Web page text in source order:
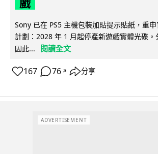
戲
Sony 已在 PS5 主機包裝加貼提示貼紙，重
計劃：2028 年 1 月起停產新遊戲實體光碟。
因此...
閱讀全文
167 76 ↗ 分享
ADVERTISEMENT